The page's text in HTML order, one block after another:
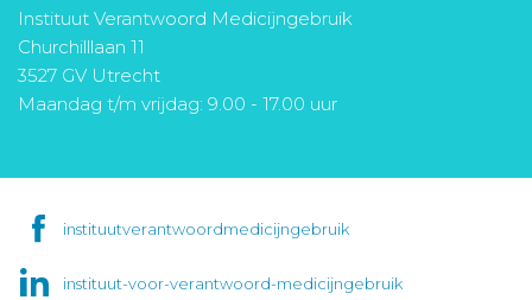
Instituut Verantwoord Medicijngebruik
Churchilllaan 11
3527 GV Utrecht
Maandag t/m vrijdag: 9.00 - 17.00 uur
instituutverantwoordmedicijngebruik
instituut-voor-verantwoord-medicijngebruik